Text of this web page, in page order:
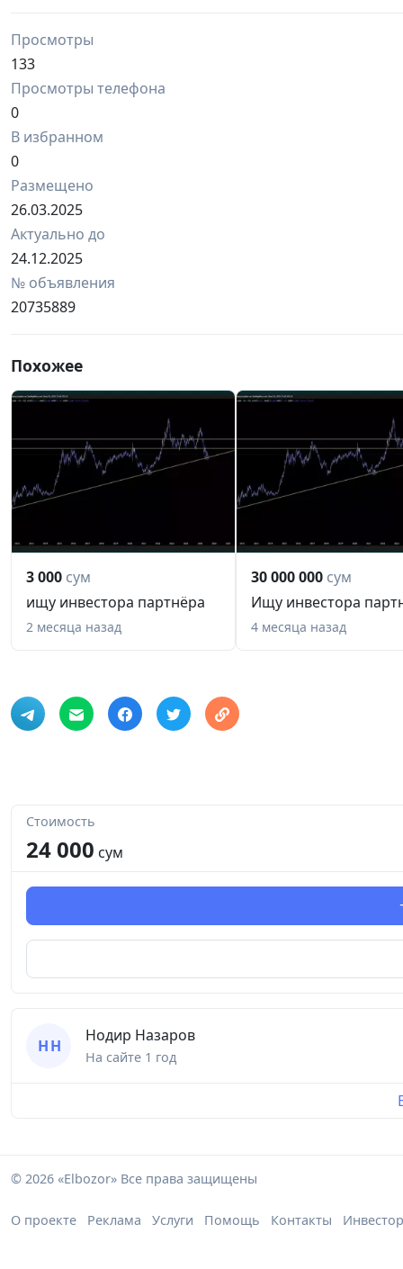
Просмотры
133
Просмотры телефона
0
В избранном
0
Размещено
26.03.2025
Актуально до
24.12.2025
№ объявления
20735889
Похожее
3 000 сум
ищу инвестора партнёра
2 месяца назад
30 000 000 сум
Ищу инвестора
4 месяца назад
Стоимость
24 000 сум
Н Н
Нодир Назаров
На сайте 1 год
© 2026 «Elbozor» Все права защищены
О проекте Реклама Услуги Помощь Контакты